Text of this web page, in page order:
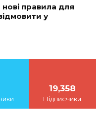
правила для
у
19,358
Підписчики